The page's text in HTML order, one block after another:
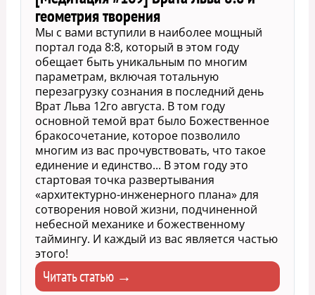
геометрия творения
Мы с вами вступили в наиболее мощный
портал года 8:8, который в этом году
обещает быть уникальным по многим
параметрам, включая тотальную
перезагрузку сознания в последний день
Врат Льва 12го августа. В том году
основной темой врат было Божественное
бракосочетание, которое позволило
многим из вас прочувствовать, что такое
единение и единство... В этом году это
стартовая точка развертывания
«архитектурно-инженерного плана» для
сотворения новой жизни, подчиненной
небесной механике и божественному
таймингу. И каждый из вас является частью
этого!
Читать статью →